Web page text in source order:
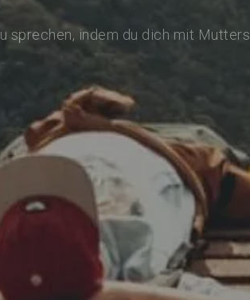
sprechen, indem du dich mit